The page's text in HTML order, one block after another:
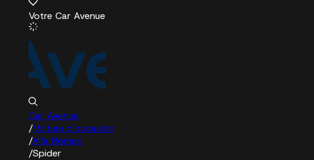
Votre Car Avenue
Car Avenue
/Voiture d'occasion
/Alfa Romeo
/Spider